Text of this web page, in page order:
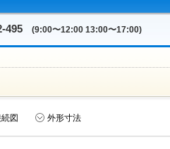
495 (9:00〜12:00 13:00〜17:00)
図 外形寸法